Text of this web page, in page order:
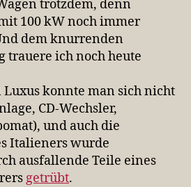
trotzdem, denn
100 kW noch immer
dem knurrenden
ich noch heute
konnte man sich nicht
CD-Wechsler,
und auch die
Italieners wurde
ausfallende Teile eines
getrübt.